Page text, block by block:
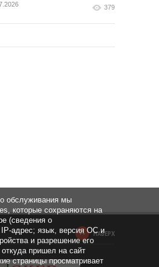
379
НАВЕРХ
обслуживания мы
которые сохраняются на
(сведения о
адрес; язык, версия ОС и
и разрешение его
откуда пришел на сайт
страницы просматривает